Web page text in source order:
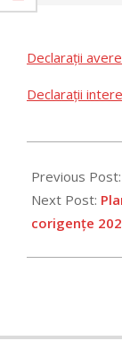
Declarații avere
Declarații
06-
15
Previous Post:
Next Post:
corigențe